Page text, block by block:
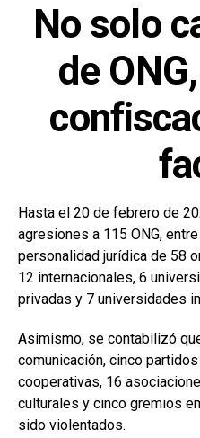
No solo
de
Hasta el 20 de febrero de
agresiones a 115 ONG,
personalidad jurídica de 58
12 internacionales, 6
privadas y 7 universidades
Asimismo, se contabilizó
comunicación, cinco
cooperativas, 16
culturales y cinco gremios
sido violentados.